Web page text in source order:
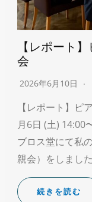
【レポート
会
2026年6月10日
【レポート】ピ
月6日 (土) 14:00
ブロス堂にて私
親会）をしまし
続きを読む